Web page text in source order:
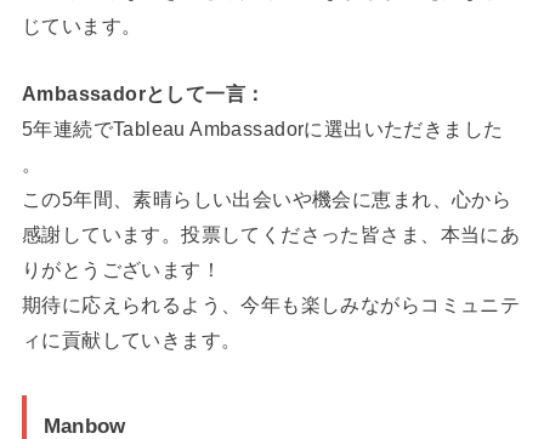
じています。
Ambassadorとして一言：
5年連続でTableau Ambassadorに選出いただきました
。
この5年間、素晴らしい出会いや機会に恵まれ、心から
感謝しています。投票してくださった皆さま、本当にあ
りがとうございます！
期待に応えられるよう、今年も楽しみながらコミュニテ
ィに貢献していきます。
Manbow